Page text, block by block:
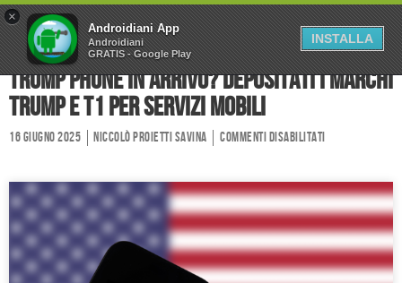
Home Forum
Chi Siamo
Collabora
Contatti
Trump Phone in arrivo? Depositati i marchi
Trump e T1 per servizi mobili
16 Giugno 2025 Niccolò Proietti Savina Commenti disabilitati
×
Androidiani App
Androidiani
GRATIS - Google Play
INSTALLA